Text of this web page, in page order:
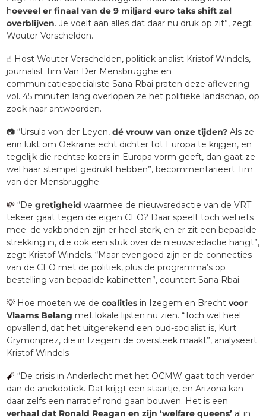
hoeveel er finaal van de 9 miljard euro taks shift zal
overblijven. Je voelt aan alles dat daar nu druk op zit”, zegt
Wouter Verschelden.
☝️ Host Wouter Verschelden, politiek analist Kristof Windels,
journalist Tim Van Der Mensbrugghe en
communicatiespecialiste Sana Rbai praten deze aflevering
vol. 45 minuten lang overlopen ze het politieke landschap, op
zoek naar antwoorden.
📷 “Ursula von der Leyen, dé vrouw van onze tijden? Als ze
erin lukt om Oekraïne echt dichter tot Europa te krijgen, en
tegelijk die rechtse koers in Europa vorm geeft, dan gaat ze
wel haar stempel gedrukt hebben”, becommentarieert Tim
van der Mensbrugghe.
💸 “De gretigheid waarmee de nieuwsredactie van de VRT
tekeer gaat tegen de eigen CEO? Daar speelt toch wel iets
mee: de vakbonden zijn er heel sterk, en er zit een bepaalde
strekking in, die ook een stuk over de nieuwsredactie hangt”,
zegt Kristof Windels. “Maar evengoed zijn er de connecties
van de CEO met de politiek, plus de programma’s op
bestelling van bepaalde kabinetten”, countert Sana Rbai.
💡 Hoe moeten we de coalities in Izegem en Brecht voor
Vlaams Belang met lokale lijsten nu zien. “Toch wel heel
opvallend, dat het uitgerekend een oud-socialist is, Kurt
Grymonprez, die in Izegem de oversteek maakt”, analyseert
Kristof Windels
🧨 “De crisis in Anderlecht met het OCMW gaat toch verder
dan de anekdotiek. Dat krijgt een staartje, en Arizona kan
verhaal dat Ronald Reagan en zijn ‘welfare queens’ al in